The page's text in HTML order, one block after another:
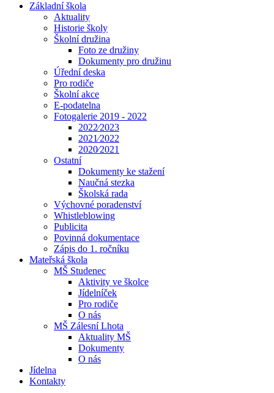
Základní škola
Aktuality
Historie školy
Školní družina
Foto ze družiny
Dokumenty pro družinu
Úřední deska
Pro rodiče
Školní akce
E-podatelna
Fotogalerie 2019 - 2022
2022⁄2023
2021⁄2022
2020⁄2021
Ostatní
Dokumenty ke stažení
Naučná stezka
Školská rada
Výchovné poradenství
Whistleblowing
Publicita
Povinná dokumentace
Zápis do 1. ročníku
Mateřská škola
MŠ Studenec
Aktivity ve školce
Jídelníček
Pro rodiče
O nás
MŠ Zálesní Lhota
Aktuality MŠ
Dokumenty
O nás
Jídelna
Kontakty